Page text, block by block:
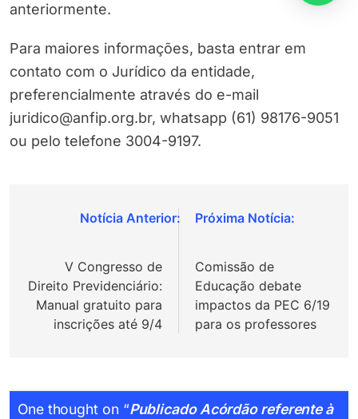
anteriormente.
Para maiores informações, basta entrar em
contato com o Jurídico da entidade,
preferencialmente através do e-mail
juridico@anfip.org.br, whatsapp (61) 98176-9051
ou pelo telefone 3004-9197.
Navegação
Post
V Congresso de
Direito Previdenciário:
Manual gratuito para
inscrições até 9/4
Comissão de
Educação debate
impactos da PEC 6/19
para os professores
One thought on “Publicado Acórdão referente à